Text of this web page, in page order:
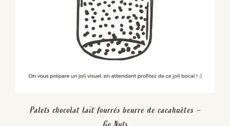
Palets chocolat lait fourrés beurre de cacahuètes –